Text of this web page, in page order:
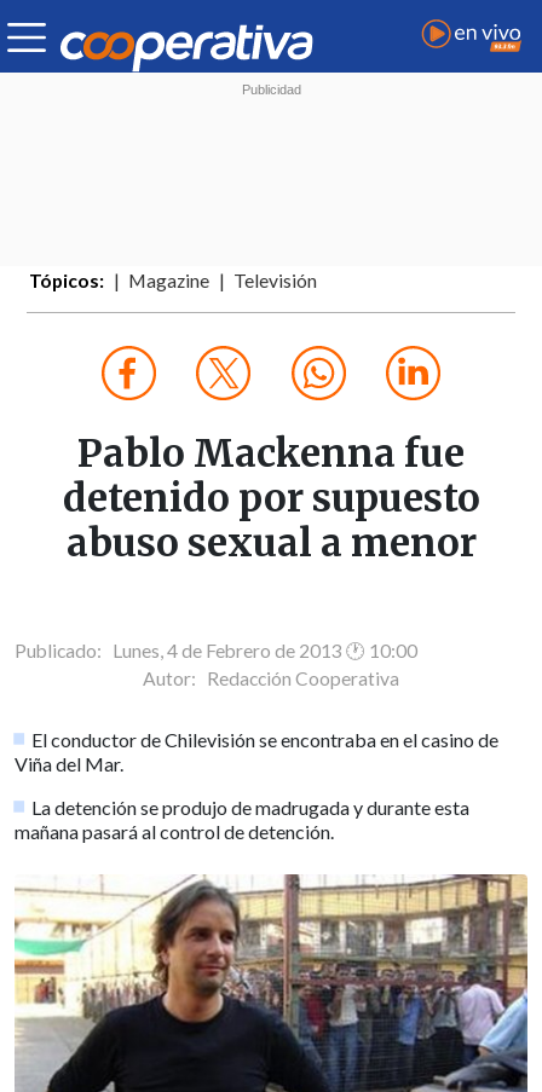
Tópicos: Magazine Televisión
Pablo Mackenna fue
detenido por supuesto
abuso sexual a menor
Publicado: Lunes, 4 de Febrero de 2013 🕐 10:00
Autor: Redacción Cooperativa
El conductor de Chilevisión se encontraba en el casino de
Viña del Mar.
La detención se produjo de madrugada y durante esta
mañana pasará al control de detención.